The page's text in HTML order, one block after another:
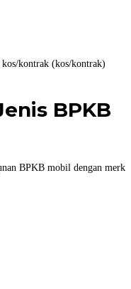
kontrak (kos/kontrak)
BPKB
BPKB mobil dengan merk